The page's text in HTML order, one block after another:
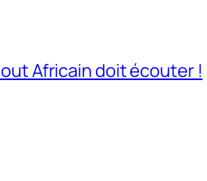
Africain doit écouter !